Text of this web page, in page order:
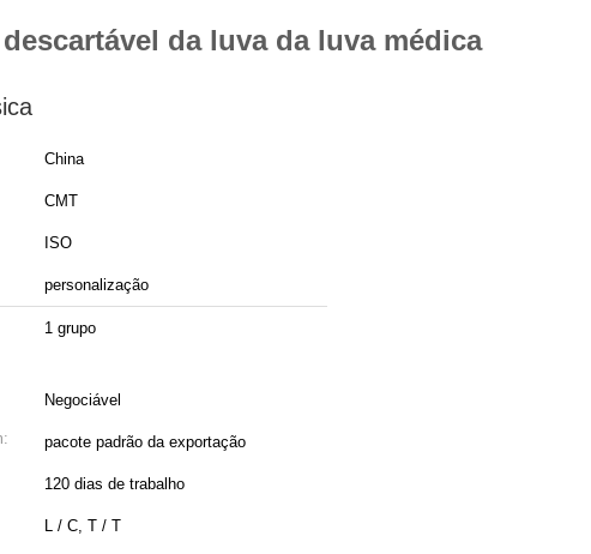
da luva da luva médica
China
CMT
ISO
personalização
1 grupo
Negociável
pacote padrão da exportação
120 dias de trabalho
L / C, T / T